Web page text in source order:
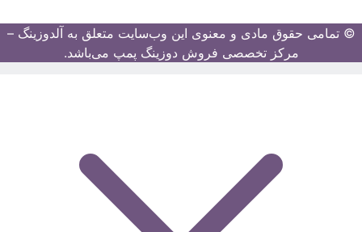
© تمامی حقوق مادی و معنوی این وب‌سایت متعلق به آلدوزینگ –
مرکز تخصصی فروش دوزینگ پمپ می‌باشد.